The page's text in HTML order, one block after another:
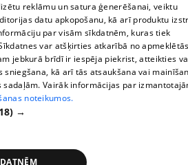
e-pasts -
reklāmu un satura ģenerēšanai, veiktu
datu apkopošanu, kā arī produktu
par visām sīkdatnēm, kuras tiek
var atšķirties atkarībā no
jebkurā brīdī ir iespēja piekrist, atteikties
kā arī tās atsaukšana vai
Vairāk informācijas par
noteikumos.
→